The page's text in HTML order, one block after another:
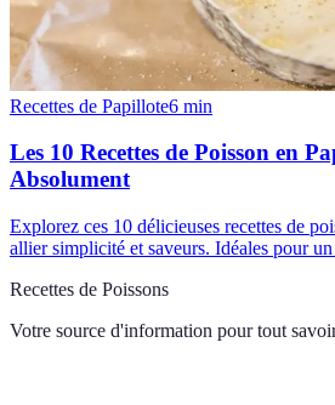
Recettes de Papillote6 min
Les 10 Recettes de Poisson en
Absolument
Explorez ces 10 délicieuses recettes de
allier simplicité et saveurs. Idéales pour
Recettes de Poissons
Votre source d'information pour tout